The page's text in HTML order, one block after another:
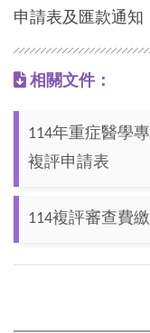
申請表及匯款通知
相關文件：
114年重症醫學
複評申請表
114複評審查費